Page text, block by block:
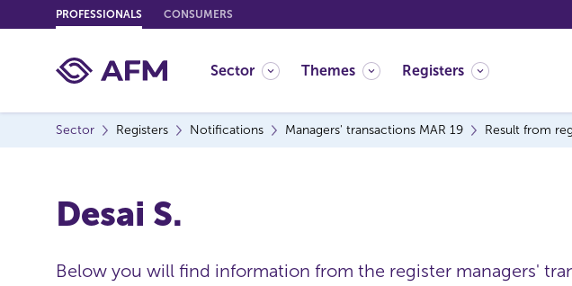
o
o
PROFESSIONALS CONSUMERS
Sector Themes Registers
Sector Registers Notifications Managers' transactions MAR 19 Result from
Desai S.
Below you will find information from the register managers'